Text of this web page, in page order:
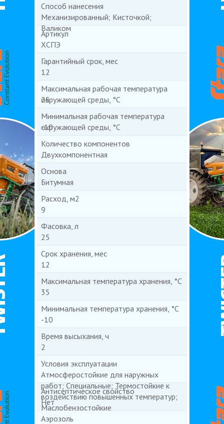
Способ нанесения
Механизированный; Кисточкой;
Валиком
Артикул
ХСПЭ
Гарантийный срок, мес
12
Максимальная рабочая температура
окружающей среды, °С
25
Минимальная рабочая температура
окружающей среды, °С
-10
Количество компонентов
Двухкомпонентная
Основа
Битумная
Расход, м2
9
Фасовка, л
25
Срок хранения, мес
12
Максимальная температура хранения, °С
35
Минимальная температура хранения, °С
-10
Время высыхания, ч
2
Условия эксплуатации
Атмосферостойкие для наружных
работ; Специальные; Термостойкие к
воздействию повышенных температур;
Маслобензостойкие
Антисептическое свойство
Нет
Аэрозоль